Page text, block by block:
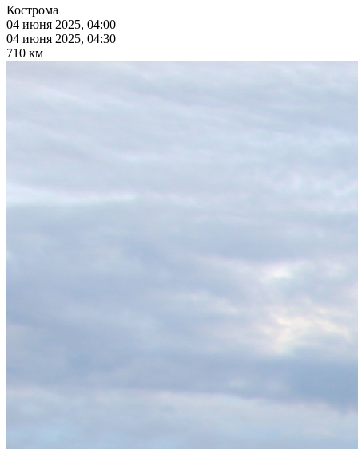
Кострома
04 июня 2025, 04:00
04 июня 2025, 04:30
710 км